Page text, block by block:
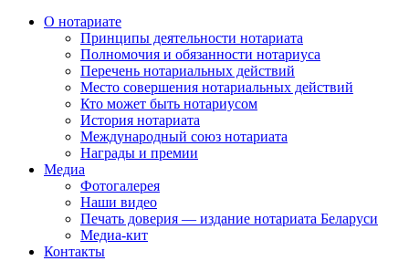
О нотариате
Принципы деятельности нотариата
Полномочия и обязанности нотариуса
Перечень нотариальных действий
Место совершения нотариальных действий
Кто может быть нотариусом
История нотариата
Международный союз нотариата
Награды и премии
Медиа
Фотогалерея
Наши видео
Печать доверия — издание нотариата Беларуси
Медиа-кит
Контакты